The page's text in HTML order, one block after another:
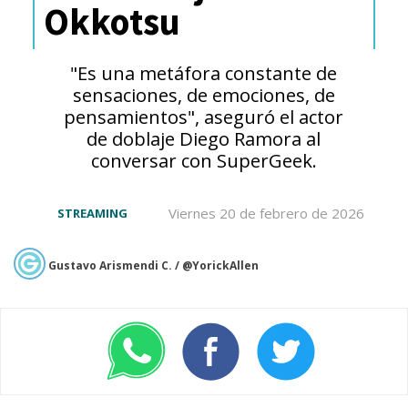
vidas para siempre
Aunque no se oficializó una
nueva fecha, fueJason
Okkotsu
"Es una metáfora constante de
sensaciones, de emociones, de
pensamientos", aseguró el actor
de doblaje Diego Ramora al
conversar con SuperGeek.
Viernes 20 de febrero de 2026
STREAMING
Gustavo Arismendi C. / @YorickAllen